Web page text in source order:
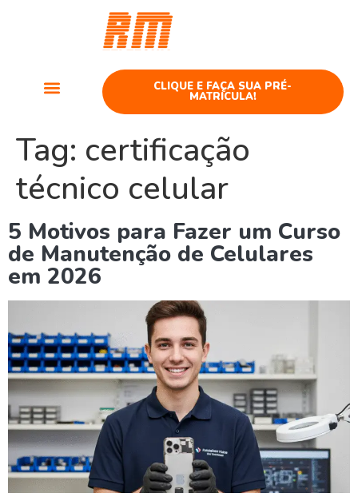
CLIQUE E FAÇA SUA PRÉ-
MATRÍCULA!
Tag: certificação
técnico celular
5 Motivos para Fazer um Curso
de Manutenção de Celulares
em 2026